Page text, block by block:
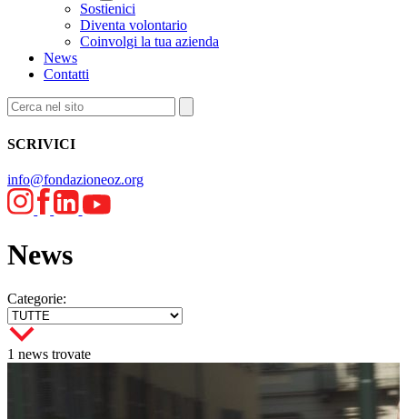
Sostienici
Diventa volontario
Coinvolgi la tua azienda
News
Contatti
SCRIVICI
info@fondazioneoz.org
News
Categorie:
1 news trovate